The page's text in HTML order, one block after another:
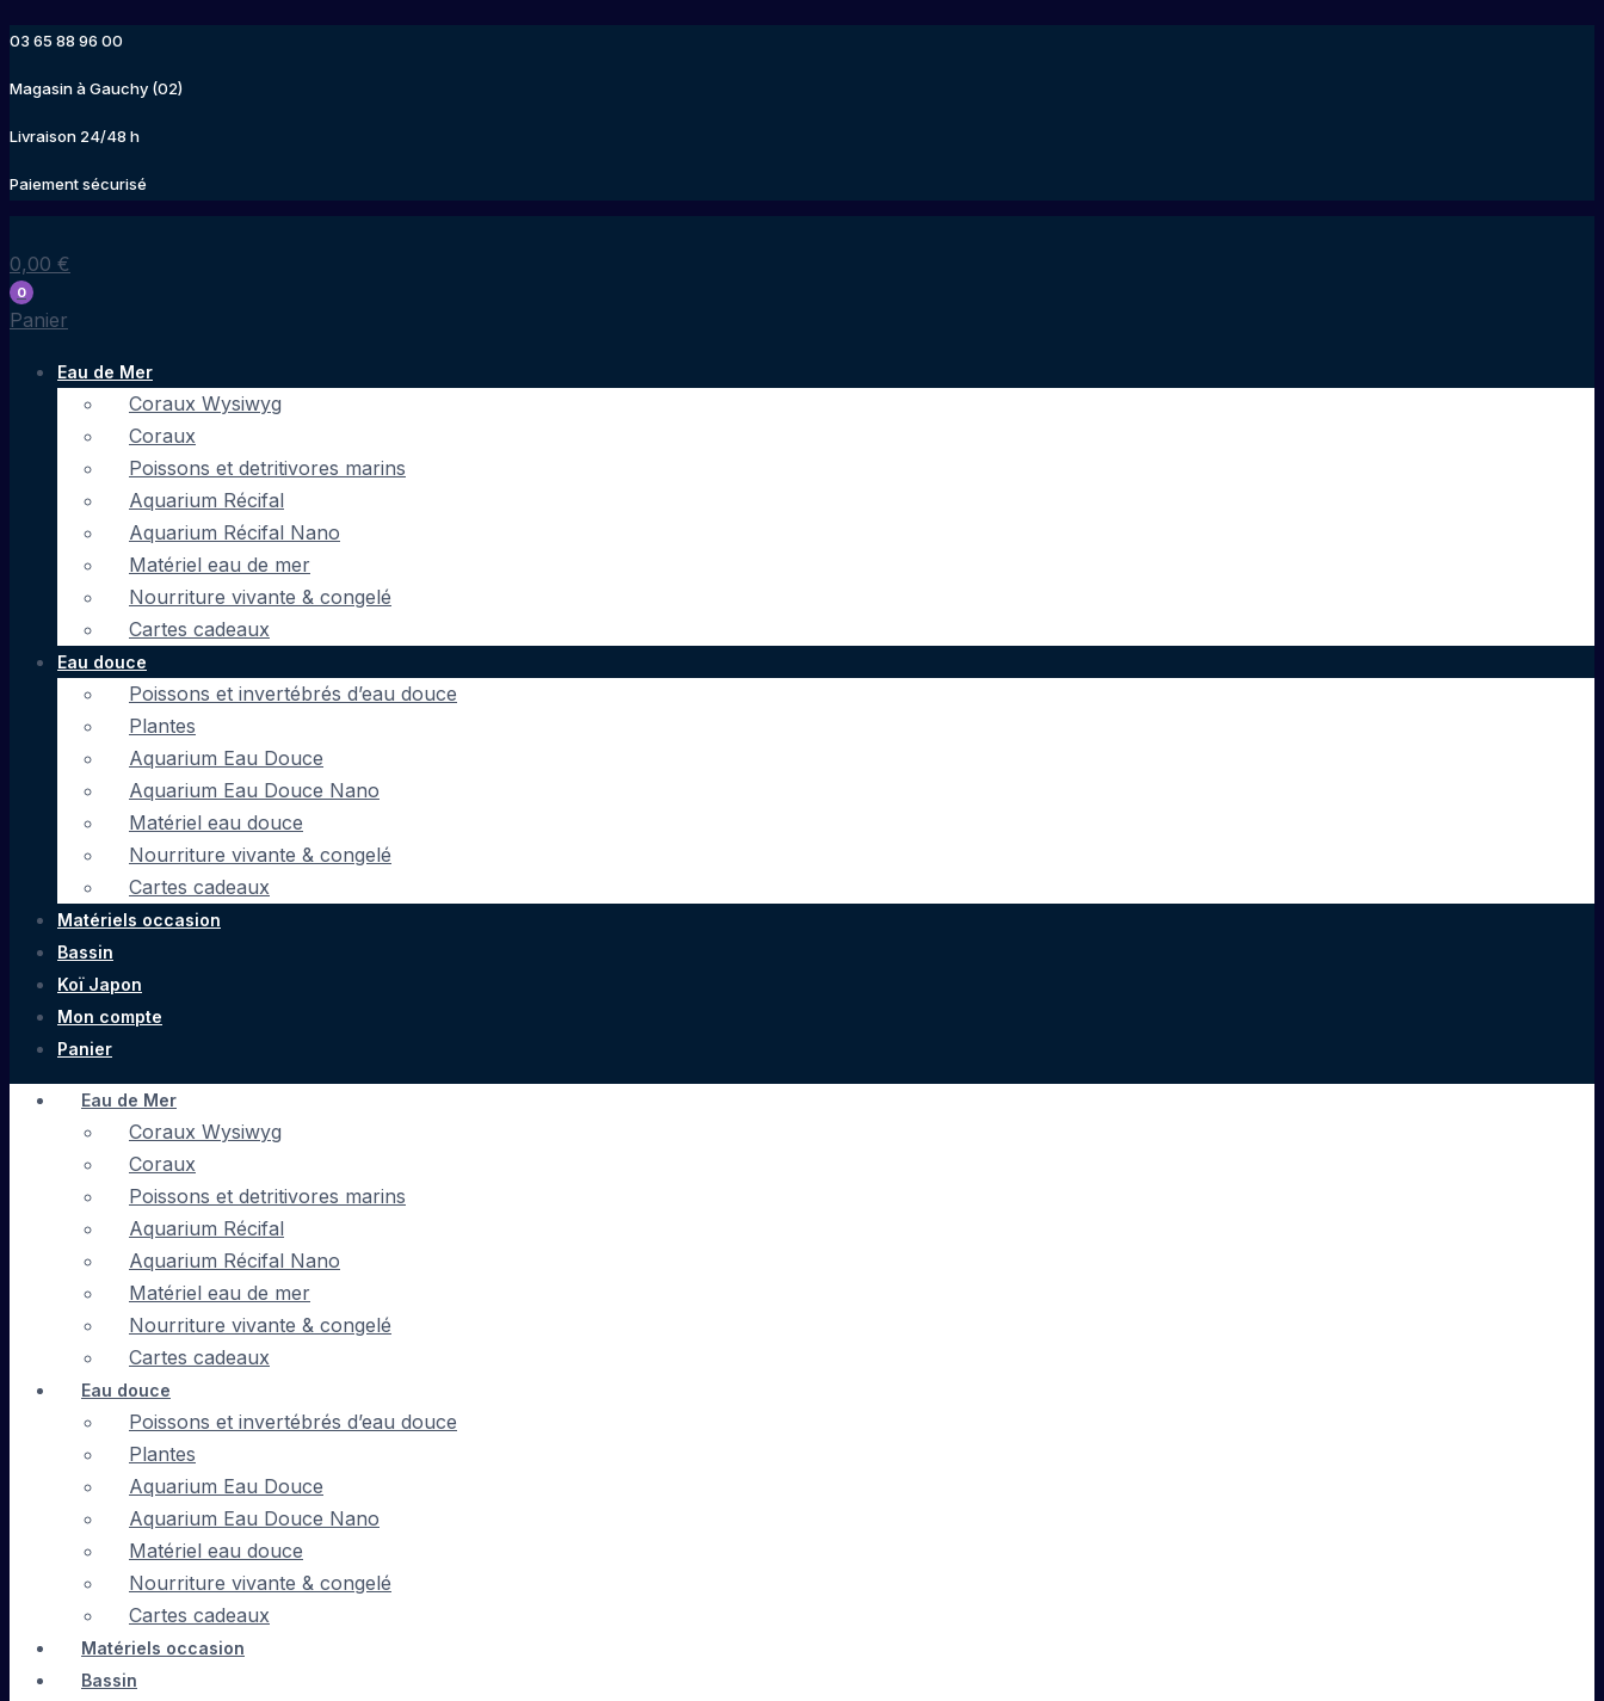
contenu
03 65 88 96 00
Magasin à Gauchy (02)
Livraison 24/48 h
Paiement sécurisé
0,00 €
0
Panier
Eau de Mer
Coraux Wysiwyg
Coraux
Poissons et detritivores marins
Aquarium Récifal
Aquarium Récifal Nano
Matériel eau de mer
Nourriture vivante & congelé
Cartes cadeaux
Eau douce
Poissons et invertébrés d’eau douce
Plantes
Aquarium Eau Douce
Aquarium Eau Douce Nano
Matériel eau douce
Nourriture vivante & congelé
Cartes cadeaux
Matériels occasion
Bassin
Koï Japon
Mon compte
Panier
Eau de Mer
Coraux Wysiwyg
Coraux
Poissons et detritivores marins
Aquarium Récifal
Aquarium Récifal Nano
Matériel eau de mer
Nourriture vivante & congelé
Cartes cadeaux
Eau douce
Poissons et invertébrés d’eau douce
Plantes
Aquarium Eau Douce
Aquarium Eau Douce Nano
Matériel eau douce
Nourriture vivante & congelé
Cartes cadeaux
Matériels occasion
Bassin